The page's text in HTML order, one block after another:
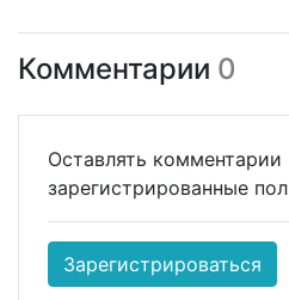
Комментарии 0
Оставлять комментарии
зарегистрированные
Зарегистрироваться